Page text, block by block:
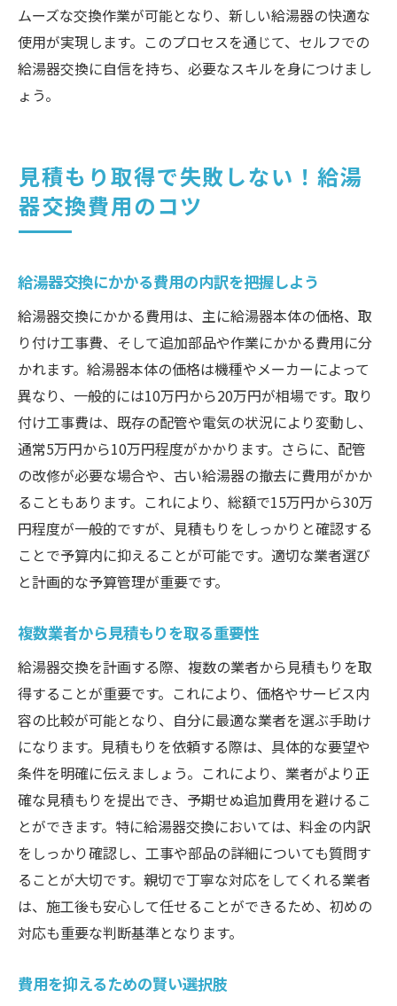
ムーズな交換作業が可能となり、新しい給湯器の快適な
使用が実現します。このプロセスを通じて、セルフでの
給湯器交換に自信を持ち、必要なスキルを身につけまし
ょう。
見積もり取得で失敗しない！給湯
器交換費用のコツ
給湯器交換にかかる費用の内訳を把握しよう
給湯器交換にかかる費用は、主に給湯器本体の価格、取
り付け工事費、そして追加部品や作業にかかる費用に分
かれます。給湯器本体の価格は機種やメーカーによって
異なり、一般的には10万円から20万円が相場です。取り
付け工事費は、既存の配管や電気の状況により変動し、
通常5万円から10万円程度がかかります。さらに、配管
の改修が必要な場合や、古い給湯器の撤去に費用がかか
ることもあります。これにより、総額で15万円から30万
円程度が一般的ですが、見積もりをしっかりと確認する
ことで予算内に抑えることが可能です。適切な業者選び
と計画的な予算管理が重要です。
複数業者から見積もりを取る重要性
給湯器交換を計画する際、複数の業者から見積もりを取
得することが重要です。これにより、価格やサービス内
容の比較が可能となり、自分に最適な業者を選ぶ手助け
になります。見積もりを依頼する際は、具体的な要望や
条件を明確に伝えましょう。これにより、業者がより正
確な見積もりを提出でき、予期せぬ追加費用を避けるこ
とができます。特に給湯器交換においては、料金の内訳
をしっかり確認し、工事や部品の詳細についても質問す
ることが大切です。親切で丁寧な対応をしてくれる業者
は、施工後も安心して任せることができるため、初めの
対応も重要な判断基準となります。
費用を抑えるための賢い選択肢